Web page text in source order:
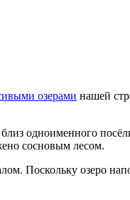
озерами нашей
одноименного
сосновым лесом.
Поскольку озеро